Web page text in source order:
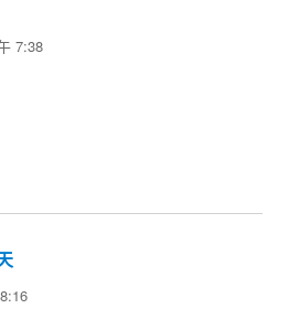
7:38
道：